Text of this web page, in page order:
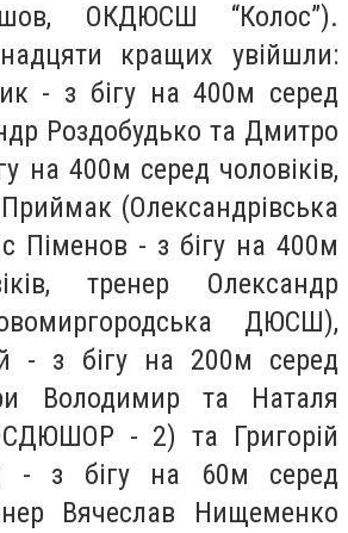
ОКДЮСШ “Колос”).
кращих увійшли:
- з бігу на 400м серед
Роздобудько та Дмитро
на 400м серед чоловіків,
(Олександрівська
- з бігу на 400м
тренер Олександр
ДЮСШ),
- з бігу на 200м серед
Володимир та Наталя
- 2) та Григорій
- з бігу на 60м серед
Вячеслав Нищеменко